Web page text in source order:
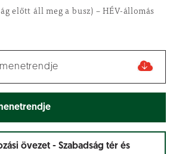
előtt áll meg a busz) – HÉV-állomás
övezet - Szabadság tér és